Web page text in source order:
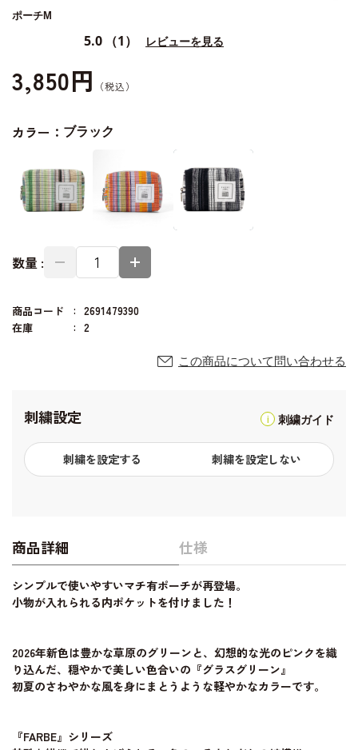
ポーチM
5.0 （1） レビューを見る
3,850円
カラー： ブラック
数量 :
商品コード
2691479390
在庫
2
この商品について問い合わせる
刺繍設定 刺繍ガイド
刺繍を設定する 刺繍を設定しない
商品詳細 仕様
シンプルで使いやすいマチ有ポーチが再登場。
小物が入れられる内ポケットを付けました！
2026年新色は豊かな草原のグリーンと、幻想的な光のピンクを織
り込んだ、穏やかで美しい色合いの『グラスグリーン』
初夏のさわやかな風を身にまとうような軽やかなカラーです。
『FARBE』シリーズ